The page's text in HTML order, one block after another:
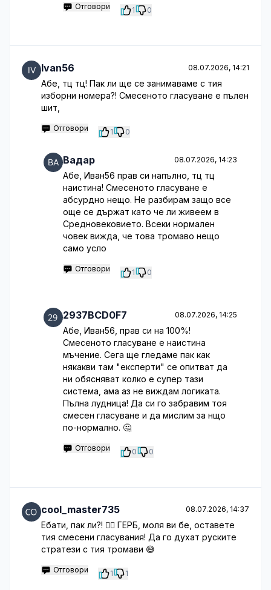
Отговори 1 0
Ivan56 08.07.2026, 14:21
Абе, тц тц! Пак ли ще се занимаваме с тия
изборни номера?! Смесеното гласуване е пълен
шит,
Отговори 1 0
Вадар 08.07.2026, 14:23
Абе, Иван56 прав си напълно, тц тц
наистина! Смесеното гласуване е
абсурдно нещо. Не разбирам защо все
още се държат като че ли живеем в
Средновековието. Всеки нормален
човек вижда, че това тромаво нещо
само усло
Отговори 1 0
2937BCD0F7 08.07.2026, 14:25
Абе, Иван56, прав си на 100%!
Смесеното гласуване е наистина
мъчение. Сега ще гледаме пак как
някакви там "експерти" се опитват да
ни обясняват колко е супер тази
система, ама аз не виждам логиката.
Пълна лудница! Да си го забравим тоя
смесен гласуване и да мислим за нщо
по-нормално. 🤔
Отговори 0 0
cool_master735 08.07.2026, 14:37
Ебати, пак ли?! 🤦‍♂️ ГЕРБ, моля ви бе, оставете
тия смесени гласувания! Да го духат руските
стратези с тия тромави 😅
Отговори 1 1